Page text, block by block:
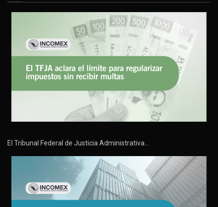
El Tribunal Federal de Justicia Administrativa…